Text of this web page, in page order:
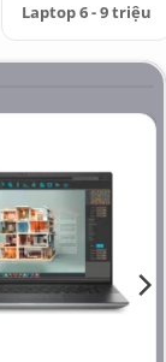
Laptop 6 - 9 triệu